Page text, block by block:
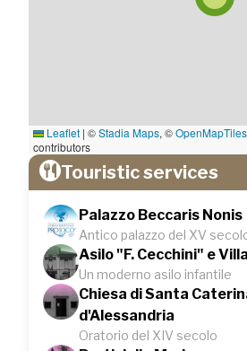
Leaflet | ©Stadia Maps, ©OpenMapTiles
contributors
Touristic services
Palazzo Beccaris Nonis
Antico palazzo del XV
Asilo "F. Cecchini" e
Un moderno asilo infantile
Chiesa di Santa
d'Alessandria
Oratorio del XIV secolo